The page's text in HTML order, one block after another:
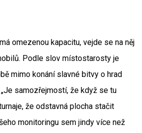
omezenou kapacitu, vejde se na něj
Podle slov místostarosty je
mimo konání slavné bitvy o hrad
samozřejmostí, že když se tu
že odstavná plocha stačit
monitoringu sem jindy více než